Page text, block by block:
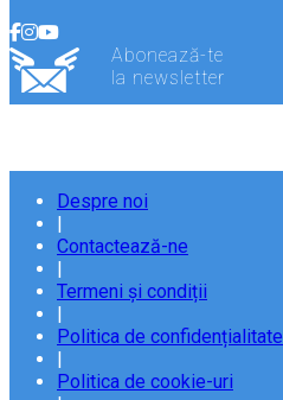
Abonează-te
la newsletter
Despre noi
Contactează-ne
Termeni și condiții
Politica de confidențialitate
Politica de cookie-uri